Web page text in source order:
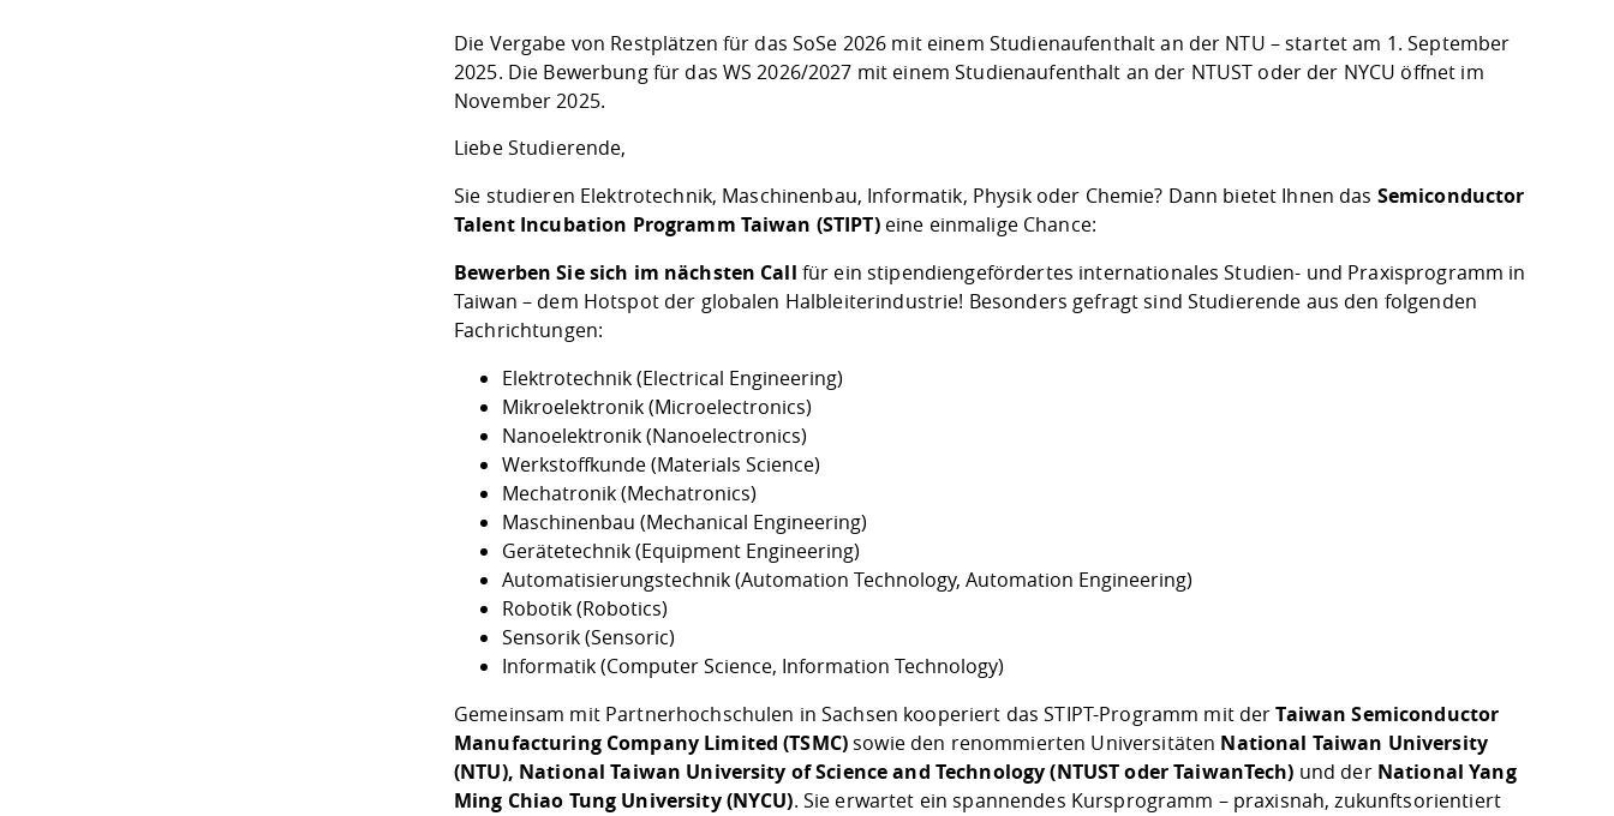
Die Vergabe von Restplätzen für das SoSe 2026 mit einem Studienaufenthalt an der NTU – startet am 1. September
2025. Die Bewerbung für das WS 2026/2027 mit einem Studienaufenthalt an der NTUST oder der NYCU öffnet im
November 2025.
Liebe Studierende,
Sie studieren Elektrotechnik, Maschinenbau, Informatik, Physik oder Chemie? Dann bietet Ihnen das Semiconductor
Talent Incubation Programm Taiwan (STIPT)eine einmalige Chance:
Bewerben Sie sich im nächsten Call für ein stipendiengefördertes internationales Studien- und Praxisprogramm in
Taiwan – dem Hotspot der globalen Halbleiterindustrie! Besonders gefragt sind Studierende aus den folgenden
Fachrichtungen:
Elektrotechnik (Electrical Engineering)
Mikroelektronik (Microelectronics)
Nanoelektronik (Nanoelectronics)
Werkstoffkunde (Materials Science)
Mechatronik (Mechatronics)
Maschinenbau (Mechanical Engineering)
Gerätetechnik (Equipment Engineering)
Automatisierungstechnik (Automation Technology, Automation Engineering)
Robotik (Robotics)
Sensorik (Sensoric)
Informatik (Computer Science, Information Technology)
Gemeinsam mit Partnerhochschulen in Sachsen kooperiert das STIPT-Programm mit derTaiwan Semiconductor
Manufacturing Company Limited (TSMC)sowie den renommierten Universitäten National Taiwan University
(NTU), National Taiwan University of Science and Technology (NTUST oder TaiwanTech) und derNational Yang
Ming Chiao Tung University (NYCU). Sie erwartet ein spannendes Kursprogramm – praxisnah, zukunftsorientiert